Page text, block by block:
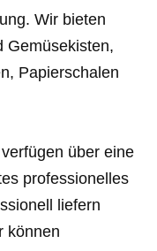
Wir bieten
Gemüsekisten,
Papierschalen
über eine
professionelles
liefern
können